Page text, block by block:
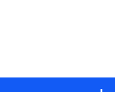
約者と被保険者の関
容、保険料、保険料
距離などの情報、建